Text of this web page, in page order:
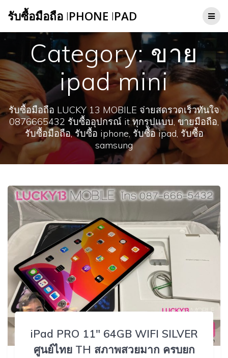
to
รับซื้อมือถือ IPHONE IPAD
Category:ขาย
ipad mini
รับซื้อมือถือ LUCKY 13 MOBILE จ่ายสดรวดเร็วทันใจ
0876665432 รับซื้ออุปกรณ์ it ทุกรูปแบบ, ขายมือถือ,
รับซื้อมือถือ, รับซื้อ iphone, รับซื้อ ipad, รับซื้อ
samsung
iPad PRO 11″ 64GB WIFI SILVER
ศูนย์ไทย TH สภาพสวยมาก ครบยก